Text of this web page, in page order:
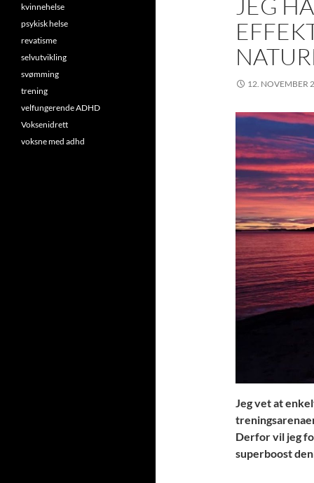
JEG
12. NOVEMBER
Jeg vet at
Derfor vil jeg
superboost
kvinnehelse
psykisk helse
revatisme
selvutvikling
svømming
trening
velfungerende ADHD
Voksenidrett
voksne med adhd